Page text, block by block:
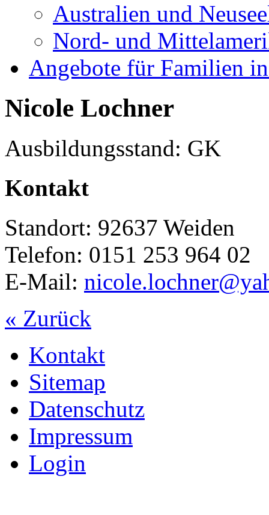
Australien und
Nord- und
Angebote für Familien
Nicole Lochner
Ausbildungsstand: GK
Kontakt
Standort: 92637 Weiden
Telefon: 0151 253 964 02
E-Mail:
« Zurück
Kontakt
Sitemap
Datenschutz
Impressum
Login